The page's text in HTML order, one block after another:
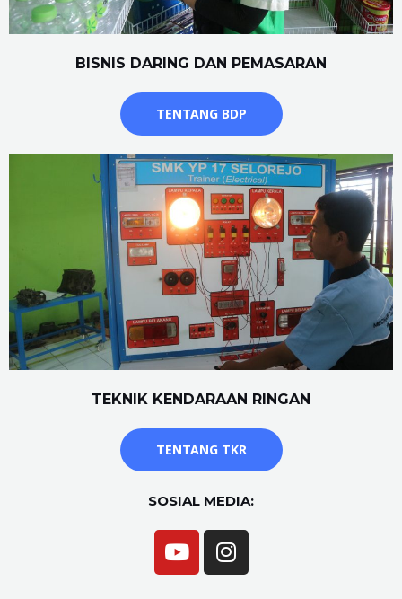
BISNIS DARING DAN PEMASARAN
TENTANG BDP
TEKNIK KENDARAAN RINGAN
TENTANG TKR
SOSIAL MEDIA: